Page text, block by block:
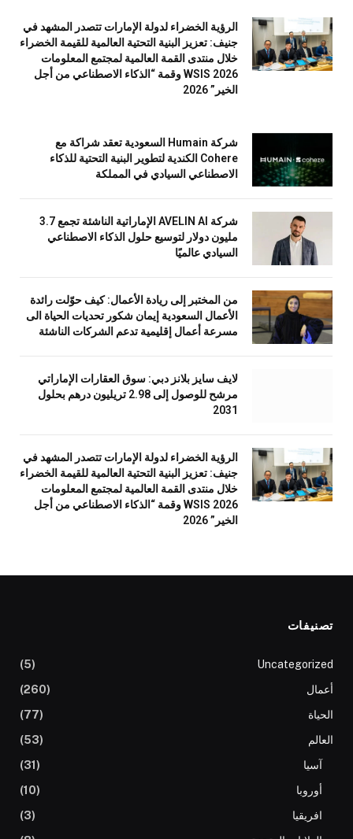
الرؤية الخضراء لدولة الإمارات تتصدر المشهد في
جنيف: تعزيز البنية التحتية العالمية للقيمة الخضراء
خلال منتدى القمة العالمية لمجتمع المعلومات
WSIS 2026 وقمة “الذكاء الاصطناعي من أجل
الخير” 2026
شركة Humain السعودية تعقد شراكة مع
Cohere الكندية لتطوير البنية التحتية للذكاء
الاصطناعي السيادي في المملكة
شركة AVELIN AI الإماراتية الناشئة تجمع 3.7
مليون دولار لتوسيع حلول الذكاء الاصطناعي
السيادي عالميًا
من المختبر إلى ريادة الأعمال: كيف حوّلت رائدة
الأعمال السعودية إيمان شكور تحديات الحياة الى
مسرعة أعمال إقليمية تدعم الشركات الناشئة
لايف سايز بلانز دبي: سوق العقارات الإماراتي
مرشح للوصول إلى 2.98 تريليون درهم بحلول
2031
الرؤية الخضراء لدولة الإمارات تتصدر المشهد في
جنيف: تعزيز البنية التحتية العالمية للقيمة الخضراء
خلال منتدى القمة العالمية لمجتمع المعلومات
WSIS 2026 وقمة “الذكاء الاصطناعي من أجل
الخير” 2026
تصنيفات
Uncategorized
(5)
أعمال
(260)
الحياة
(77)
العالم
(53)
آسيا
(31)
أوروبا
(10)
افريقيا
(3)